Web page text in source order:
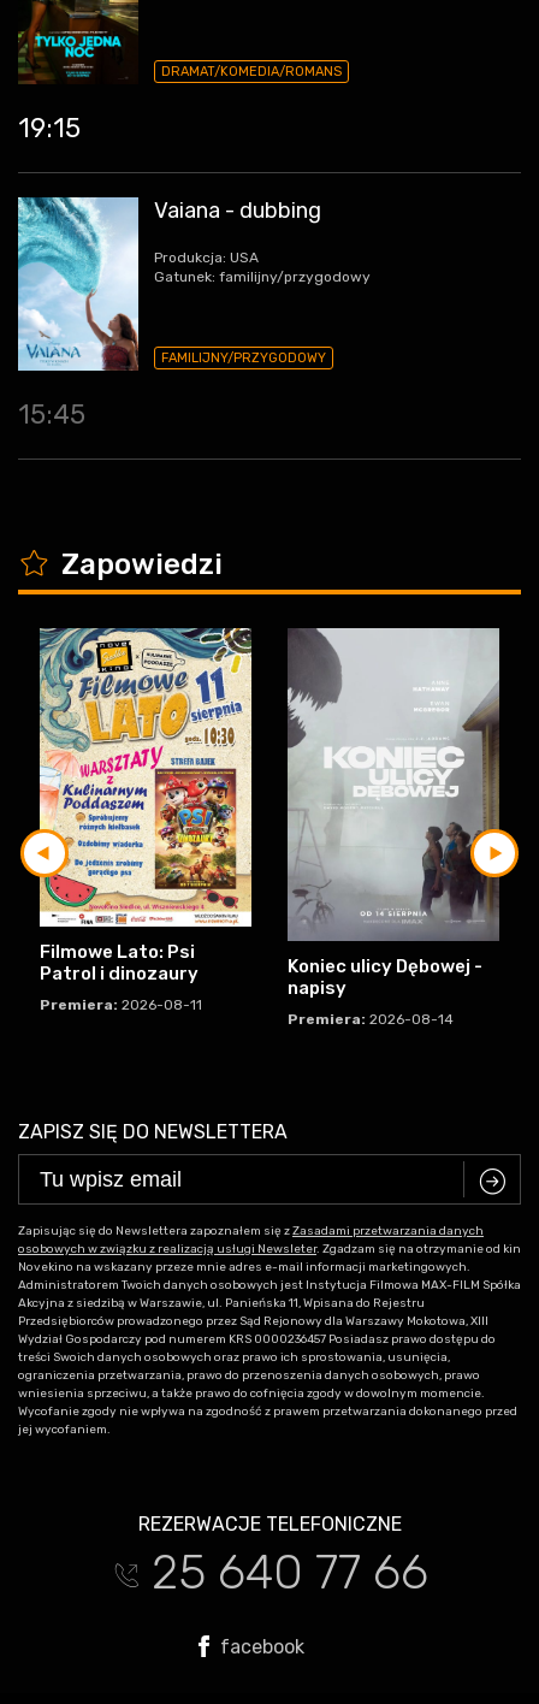
DRAMAT/KOMEDIA/ROMANS
19:15
Vaiana - dubbing
Produkcja: USA
Gatunek: familijny/przygodowy
FAMILIJNY/PRZYGODOWY
15:45
K Zapowiedzi
Filmowe Lato: Psi
Patrol i dinozaury
Premiera: 2026-08-11
Koniec ulicy Dębowej -
napisy
Premiera: 2026-08-14
ZAPISZ SIĘ DO NEWSLETTERA
C
Zapisując się do Newslettera zapoznałem się zZasadami przetwarzania danych
osobowych w związku z realizacją usługi Newsleter. Zgadzam się na otrzymanie od kin
Novekino na wskazany przeze mnie adres e-mail informacji marketingowych.
Administratorem Twoich danych osobowych jest Instytucja Filmowa MAX-FILM Spółka
Akcyjna z siedzibą w Warszawie, ul. Panieńska 11, Wpisana do Rejestru
Przedsiębiorców prowadzonego przez Sąd Rejonowy dla Warszawy Mokotowa, XIII
Wydział Gospodarczy pod numerem KRS 0000236457 Posiadasz prawo dostępu do
treści Swoich danych osobowych oraz prawo ich sprostowania, usunięcia,
ograniczenia przetwarzania, prawo do przenoszenia danych osobowych, prawo
wniesienia sprzeciwu, a także prawo do cofnięcia zgody w dowolnym momencie.
Wycofanie zgody nie wpływa na zgodność z prawem przetwarzania dokonanego przed
jej wycofaniem.
REZERWACJE TELEFONICZNE
t 25 640 77 66
facebook